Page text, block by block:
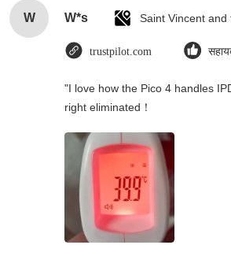
W W*s
trustpilot.com
"I love how the Pico 4 handles
right eliminated！